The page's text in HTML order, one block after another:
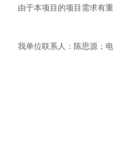
由于本项目的项目需求有
我单位联系人：陈思源；